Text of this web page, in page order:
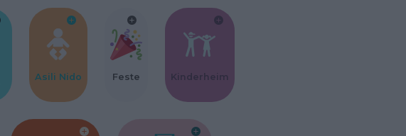
Asili Nido Feste Kinderheim